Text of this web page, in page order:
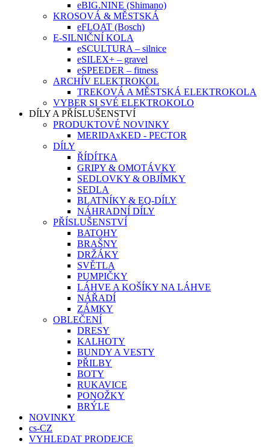
eBIG.NINE (Shimano)
KROSOVÁ & MĚSTSKÁ
eFLOAT (Bosch)
E-SILNIČNÍ KOLA
eSCULTURA – silnice
eSILEX+ – gravel
eSPEEDER – fitness
ARCHÍV ELEKTROKOL
TREKOVÁ A MĚSTSKÁ ELEKTROKOLA
VYBER SI SVÉ ELEKTROKOLO
DÍLY A PŘÍSLUŠENSTVÍ
PRODUKTOVÉ NOVINKY
MERIDAxKED - PECTOR
DÍLY
ŘÍDÍTKA
GRIPY & OMOTÁVKY
SEDLOVKY & OBJÍMKY
SEDLA
BLATNÍKY & EQ-DÍLY
NÁHRADNÍ DÍLY
PŘÍSLUŠENSTVÍ
BATOHY
BRAŠNY
DRŽÁKY
SVĚTLA
PUMPIČKY
LÁHVE A KOŠÍKY NA LÁHVE
NÁŘADÍ
ZÁMKY
OBLEČENÍ
DRESY
KALHOTY
BUNDY A VESTY
PŘILBY
BOTY
RUKAVICE
PONOŽKY
BRÝLE
NOVINKY
cs-CZ
VYHLEDAT PRODEJCE